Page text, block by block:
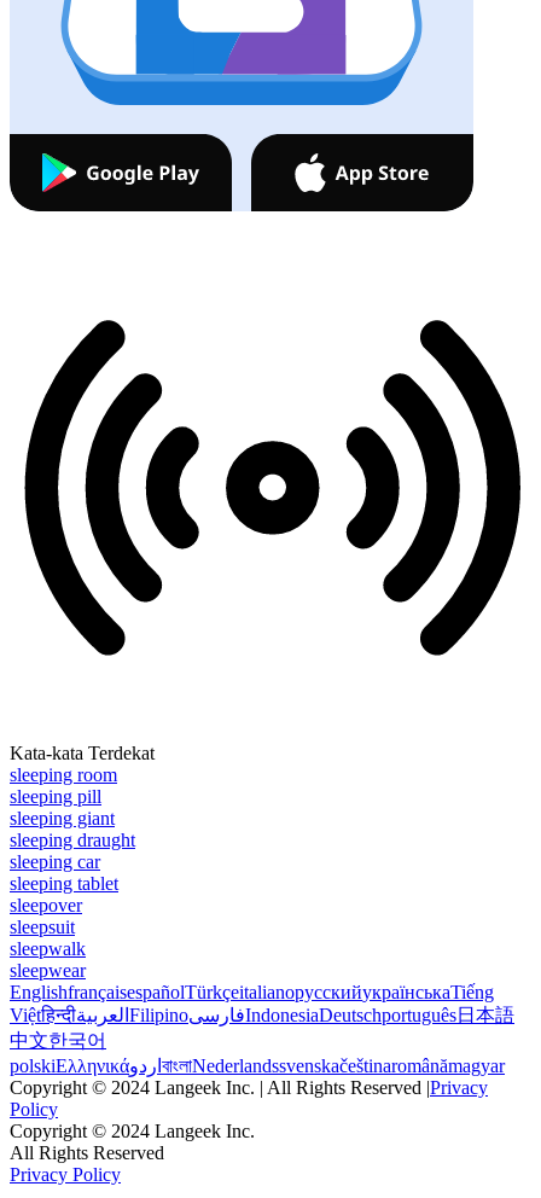
Kata-kata Terdekat
sleeping room
sleeping pill
sleeping giant
sleeping draught
sleeping car
sleeping tablet
sleepover
sleepsuit
sleepwalk
sleepwear
EnglishfrançaisespañolTürkçeitalianoрусскийукраїнськаTiếng
Việtहिन्दीالعربية FilipinoفارسیIndonesiaDeutschportuguês日本語
中文한국어
polskiΕλληνικάاردو বাংলাNederlandssvenskačeštinaromânămagyar
Copyright © 2024 Langeek Inc. | All Rights Reserved |Privacy
Policy
Copyright © 2024 Langeek Inc.
All Rights Reserved
Privacy Policy